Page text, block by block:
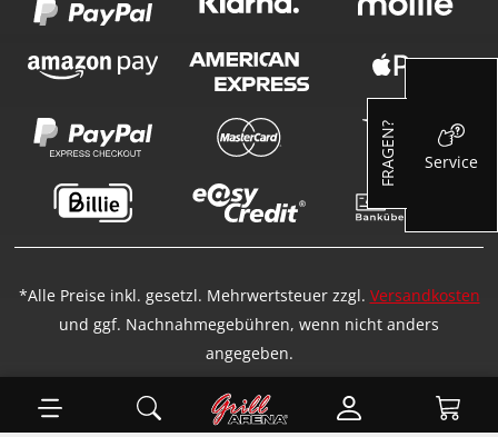
*Alle Preise inkl. gesetzl. Mehrwertsteuer zzgl. Versandkosten
und ggf. Nachnahmegebühren, wenn nicht anders
angegeben.
FRAGEN? Service